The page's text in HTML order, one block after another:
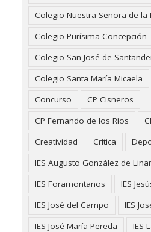
Colegio Nuestra Señora de la
Colegio Purísima Concepción
Colegio San José de
Colegio Santa María Micaela
Concurso
CP Cisneros
CP Fernando de los Ríos
Creatividad
Crítica
IES Augusto González de
IES Foramontanos
IES
IES José del Campo
IES
IES José María Pereda
IES